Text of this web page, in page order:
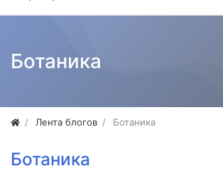
Ботаника
Лента блогов Ботаника
Ботаника